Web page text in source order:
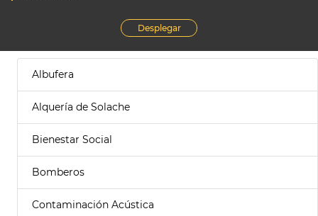
Desplegar
Albufera
Alquería de Solache
Bienestar Social
Bomberos
Contaminación Acústica